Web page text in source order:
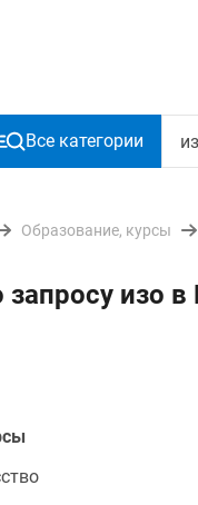
Все категории
Образование, курсы
изо